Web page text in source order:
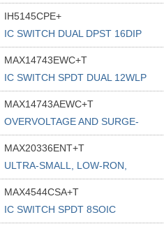
IH5145CPE+
IC SWITCH DUAL DPST 16DIP
MAX14743EWC+T
IC SWITCH SPDT DUAL 12WLP
MAX14743AEWC+T
OVERVOLTAGE AND SURGE-
PROTECTED
MAX20336ENT+T
ULTRA-SMALL, LOW-RON,
BEYOND-THE
MAX4544CSA+T
IC SWITCH SPDT 8SOIC